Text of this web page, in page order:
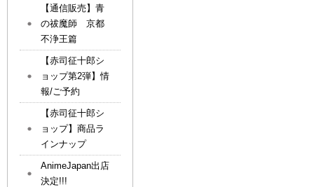
【通信販売】青
の祓魔師 京都
不浄王篇
【赤司征十郎シ
ョップ第2弾】情
報/ご予約
【赤司征十郎シ
ョップ】商品ラ
インナップ
AnimeJapan出店
決定!!!